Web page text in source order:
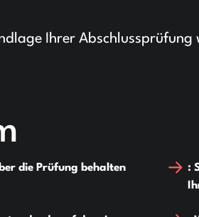
Ihrer Abschlussprüfung
die Prüfung behalten
: